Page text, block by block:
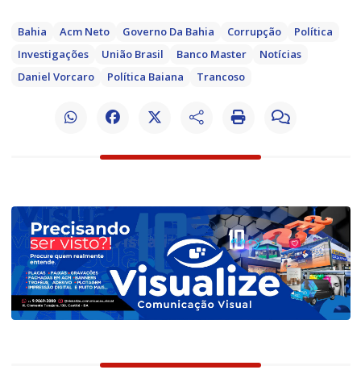
Bahia Acm Neto Governo Da Bahia Corrupção
Política
Investigações
União Brasil Banco Master
Notícias
Daniel Vorcaro
Política Baiana Trancoso